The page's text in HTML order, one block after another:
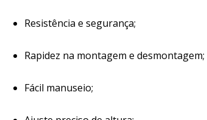
Resistência e segurança;
Rapidez na montagem e desmontagem;
Fácil manuseio;